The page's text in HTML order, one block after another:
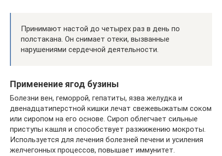
Принимают настой до четырех раз в день по
полстакана. Он снимает отеки, вызванные
нарушениями сердечной деятельности.
Применение ягод бузины
Болезни вен, геморрой, гепатиты, язва желудка и
двенадцатиперстной кишки лечат свежевыжатым соком
или сиропом на его основе. Сироп облегчает сильные
приступы кашля и способствует разжижению мокроты.
Используется для лечения болезней печени и усиления
желчегонных процессов, повышает иммунитет.